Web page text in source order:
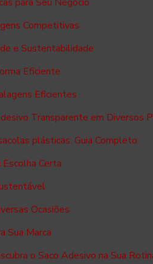
Competitivas
e Sustentabilidade
Eficiente
Eficientes
Transparente em Diversos
plásticas: Guia Completo
Certa
Ocasiões
Sua Marca
o Saco Adesivo na Sua